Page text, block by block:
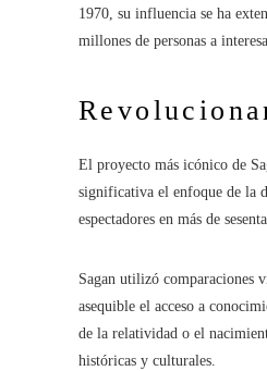
1970, su influencia se ha
millones de personas a
El proyecto más icónico de
significativa el enfoque de la
espectadores en más de
Sagan utilizó comparaciones
asequible el acceso a
de la relatividad o el
históricas y culturales.